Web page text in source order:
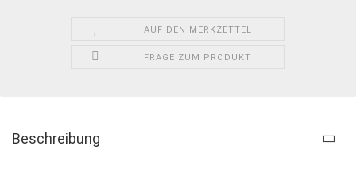
AUF DEN MERKZETTEL
FRAGE ZUM PRODUKT
Beschreibung